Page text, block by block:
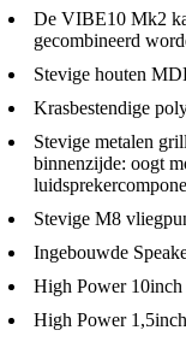
De VIBE10 Mk2
gecombineerd
Stevige houten
Krasbestendige
Stevige metalen
binnenzijde: oogt
Stevige M8
Ingebouwde
High Power
High Power